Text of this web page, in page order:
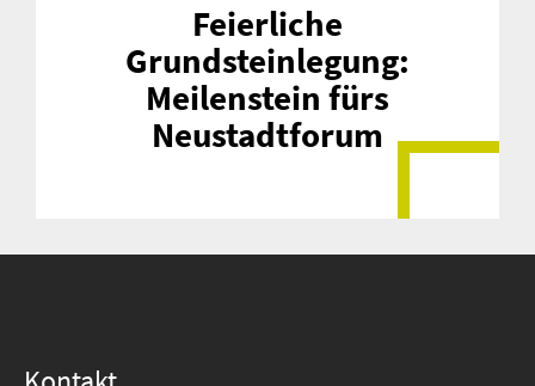
Feierliche
Grundsteinlegung:
Meilenstein fürs
Neustadtforum